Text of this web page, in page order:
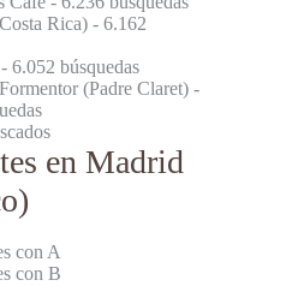
Rica) - 6.162
- 6.052 búsquedas
(Padre Claret) -
en Madrid
con A
con B